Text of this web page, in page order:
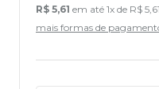
R$ 5,61 em até 1x de R$ 5,61
mais formas de